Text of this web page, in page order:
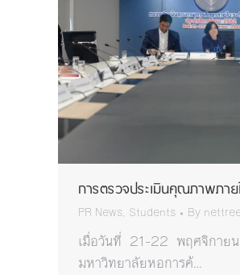
การตรวจประเมินคุณภาพภา
PR News, Students By
เมื่อวันที่ 21-22 พฤศจิกาย
มหาวิทยาลัยหอการค้…